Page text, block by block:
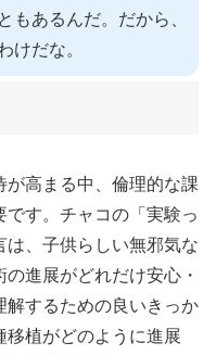
もあるんだ。だから、
けだな。
高まる中、倫理的な課
す。チャコの「実験っ
は、子供らしい無邪気な
進展がどれだけ安心・
解するための良いきっか
移植がどのように進展